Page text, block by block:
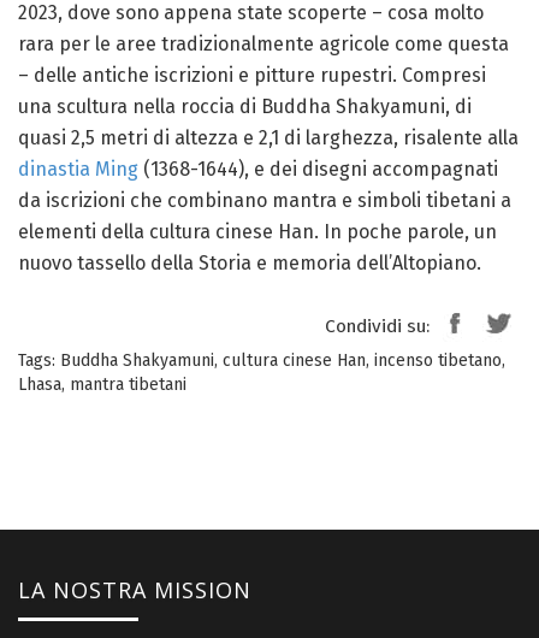
2023, dove sono appena state scoperte – cosa molto
rara per le aree tradizionalmente agricole come questa
– delle antiche iscrizioni e pitture rupestri. Compresi
una scultura nella roccia di Buddha Shakyamuni, di
quasi 2,5 metri di altezza e 2,1 di larghezza, risalente alla
dinastia Ming (1368-1644), e dei disegni accompagnati
da iscrizioni che combinano mantra e simboli tibetani a
elementi della cultura cinese Han. In poche parole, un
nuovo tassello della Storia e memoria dell’Altopiano.
Condividi su:
Tags: Buddha Shakyamuni, cultura cinese Han, incenso tibetano,
Lhasa, mantra tibetani
LA NOSTRA MISSION